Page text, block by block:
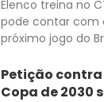
Elenco treina no
pode contar com
próximo jogo do
Petição
Copa de 2030